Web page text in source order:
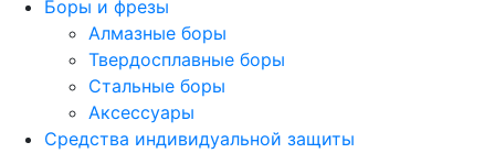
Боры и фрезы
Алмазные боры
Твердосплавные боры
Стальные боры
Аксессуары
Средства индивидуальной защиты